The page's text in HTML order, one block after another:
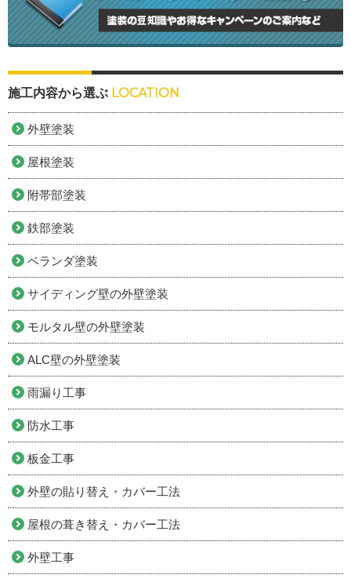
施工内容から選ぶ LOCATION
外壁塗装
屋根塗装
附帯部塗装
鉄部塗装
ベランダ塗装
サイディング壁の外壁塗装
モルタル壁の外壁塗装
ALC壁の外壁塗装
雨漏り工事
防水工事
板金工事
外壁の貼り替え・カバー工法
屋根の葺き替え・カバー工法
外壁工事